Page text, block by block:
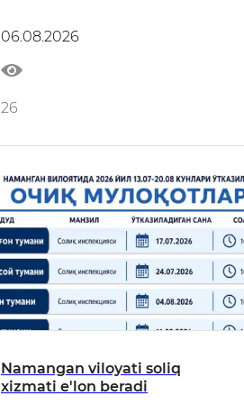
06.08.2026
26
Namangan viloyati soliq
xizmati e'lon beradi